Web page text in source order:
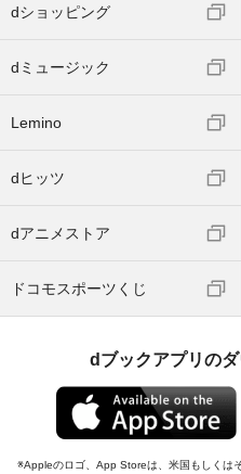
dショッピング
dミュージック
Lemino
dヒッツ
dアニメストア
ドコモスポーツくじ
dブックアプリの
Appleのロゴ、App Storeは、米国もしくは